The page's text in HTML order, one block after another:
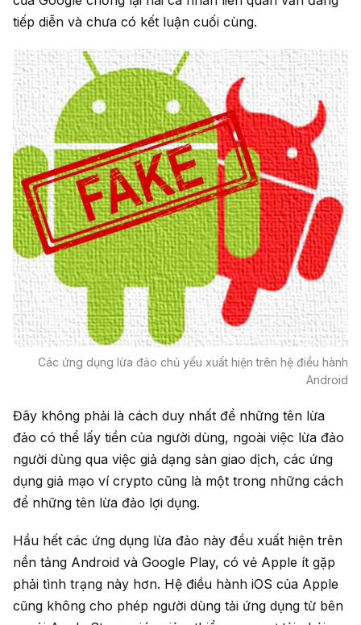
tiếp diễn và chưa có kết luận cuối cùng.
Các ứng dụng lừa đảo chủ yếu xuất hiện trên hệ điều hành
Android
Đây không phải là cách duy nhất để những tên lừa
đảo có thể lấy tiền của người dùng, ngoài việc lừa đảo
người dùng qua việc giả dạng sàn giao dịch, các ứng
dụng giả mạo ví crypto cũng là một trong những cách
để những tên lừa đảo lợi dụng.
Hầu hết các ứng dụng lừa đảo này đều xuất hiện trên
nền tảng Android và Google Play, có vẻ Apple ít gặp
phải tình trạng này hơn. Hệ điều hành iOS của Apple
cũng không cho phép người dùng tải ứng dụng từ bên